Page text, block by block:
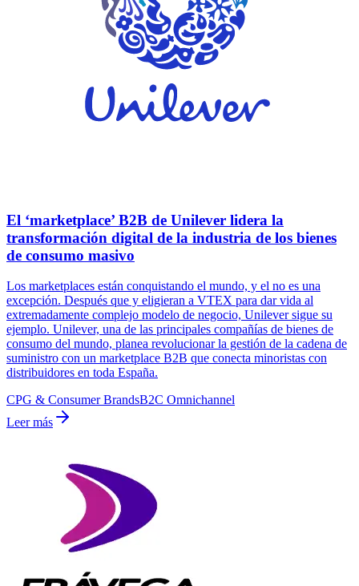
El ‘marketplace’ B2B de Unilever lidera la
transformación digital de la industria de los bienes
de consumo masivo
Los marketplaces están conquistando el mundo, y el no es una
excepción. Después que y eligieran a VTEX para dar vida al
extremadamente complejo modelo de negocio, Unilever sigue su
ejemplo. Unilever, una de las principales compañías de bienes de
consumo del mundo, planea revolucionar la gestión de la cadena de
suministro con un marketplace B2B que conecta minoristas con
distribuidores en toda España.
CPG & Consumer BrandsB2C Omnichannel
Leer más